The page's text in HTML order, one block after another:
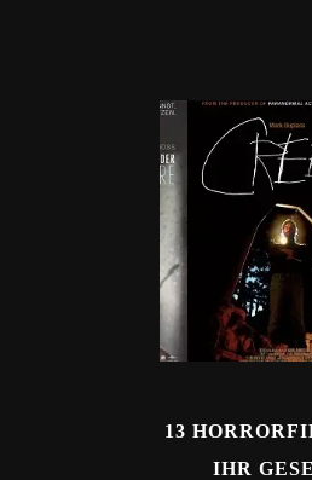
13
IHR